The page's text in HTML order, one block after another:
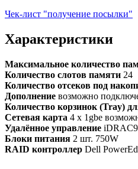
Чек-лист "получение посылки"
Характеристики
Максимальное количество
Количество слотов памяти 24
Количество отсеков под
Дополнение возможно
Количество корзинок (Tray)
Сетевая карта 4 x 1gbe
Удалённое управление iDRAC9
Блоки питания 2 шт. 750W
RAID контроллер Dell